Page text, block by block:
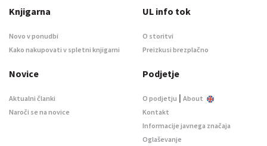
Knjigarna
Novo v ponudbi
Kako nakupovati v spletni knjigarni
UL info tok
O storitvi
Preizkusi brezplačno
Novice
Aktualni članki
Naroči se na novice
Podjetje
O podjetju | About
Kontakt
Informacije javnega značaja
Oglaševanje